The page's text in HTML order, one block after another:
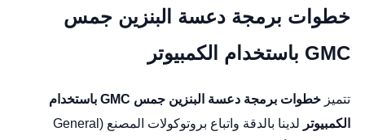
خطوات برمجة دعسة البنزين جمس
GMC باستخدام الكمبيوتر
تتميز
خطوات برمجة دعسة البنزين جمس GMC باستخدام
الكمبيوتر
لدينا بالدقة واتباع بروتوكولات المصنع (General